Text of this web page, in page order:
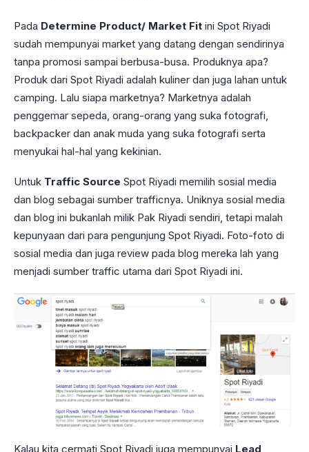
Pada Determine Product/ Market Fit ini Spot Riyadi
sudah mempunyai market yang datang dengan sendirinya
tanpa promosi sampai berbusa-busa. Produknya apa?
Produk dari Spot Riyadi adalah kuliner dan juga lahan untuk
camping. Lalu siapa marketnya? Marketnya adalah
penggemar sepeda, orang-orang yang suka fotografi,
backpacker dan anak muda yang suka fotografi serta
menyukai hal-hal yang kekinian.
Untuk Traffic Source Spot Riyadi memilih sosial media
dan blog sebagai sumber trafficnya. Uniknya sosial media
dan blog ini bukanlah milik Pak Riyadi sendiri, tetapi malah
kepunyaan dari para pengunjung Spot Riyadi. Foto-foto di
sosial media dan juga review pada blog mereka lah yang
menjadi sumber traffic utama dari Spot Riyadi ini.
Kalau kita cermati Spot Riyadi juga mempunyai Lead